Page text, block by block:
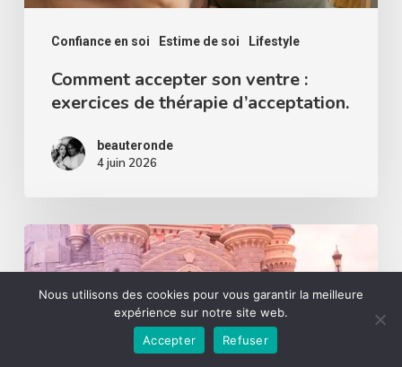
Confiance en soi Estime de soi Lifestyle
d’acceptation.
Comment accepter son ventre :
exercices de thérapie d’acceptation.
beauteronde
4 juin 2026
Pourquoi
Disneyland
Paris
Nous utilisons des cookies pour vous garantir la meilleure
expérience sur notre site web.
Accepter
Refuser